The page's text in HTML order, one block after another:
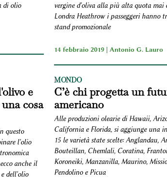
di olio
vergine d'oliva alla più alta quota mai
Londra Heathrow i passeggeri hanno
stand promozionale
14 febbraio 2019 | Antonio G. Lauro
e
cosa
questo
l'olio
anche il
dell'olio
MONDO
C’è chi progetta un
americano
Alle produzioni olearie di Hawaii,
California e Florida, si aggiunge una
15 le varietà state scelte: Anglandau,
Bouteillan, Chemlali, Coratina,
Koroneiki, Manzanilla, Maurino,
Pendolino e Picua